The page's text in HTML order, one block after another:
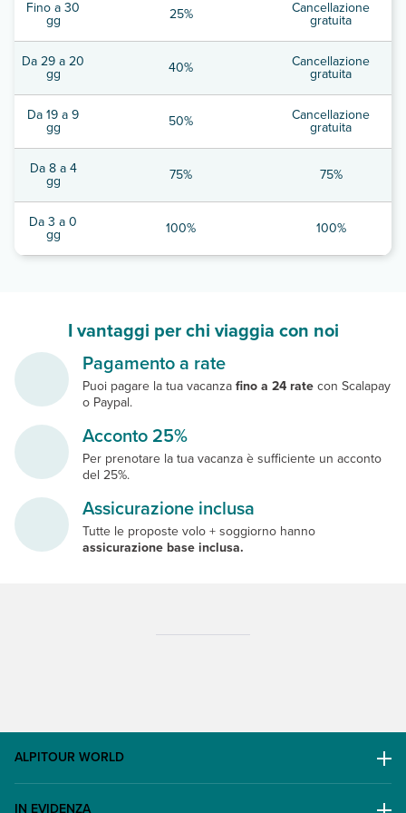
Fino a 30
gg 25% Cancellazione
gratuita
Da 29 a 20
gg 40% Cancellazione
gratuita
Da 19 a 9
gg 50% Cancellazione
gratuita
Da 8 a 4
gg 75% 75%
Da 3 a 0
gg 100% 100%
I vantaggi per chi viaggia con noi
Pagamento a rate
Puoi pagare la tua vacanzafino a 24 ratecon Scalapay
o Paypal.
Acconto 25%
Per prenotare la tua vacanza è sufficiente un acconto
del 25%.
Assicurazione inclusa
Tutte le proposte volo + soggiorno hanno
assicurazione base inclusa.
ALPITOUR WORLD
AWARD
IN EVIDENZA